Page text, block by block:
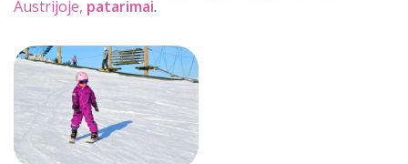
Austrijoje, patarimai.